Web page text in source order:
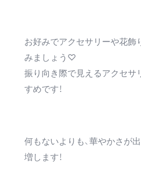
お好みでアクセサリーや花飾
みましょう♡
振り向き際で見えるアクセサ
すめです！
何もないよりも、華やかさが
増します！